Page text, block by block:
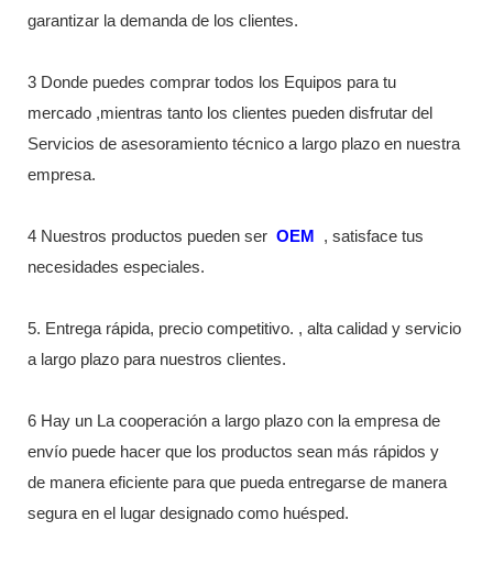
garantizar la demanda de los clientes.
3 Donde puedes comprar todos los Equipos para tu
mercado ,mientras tanto los clientes pueden disfrutar del
Servicios de asesoramiento técnico a largo plazo en nuestra
empresa.
4 Nuestros productos pueden ser OEM
, satisface tus
necesidades especiales.
5. Entrega rápida, precio competitivo. , alta calidad y servicio
a largo plazo para nuestros clientes.
6 Hay un La cooperación a largo plazo con la empresa de
envío puede hacer que los productos sean más rápidos y
de manera eficiente para que pueda entregarse de manera
segura en el lugar designado como huésped.